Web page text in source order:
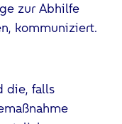
zur Abhilfe
kommuniziert.
die, falls